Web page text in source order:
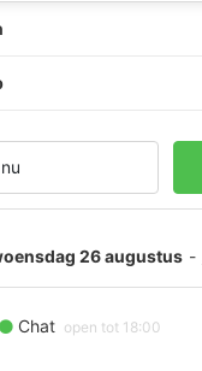
26 augustus -
Chat open tot 18:00